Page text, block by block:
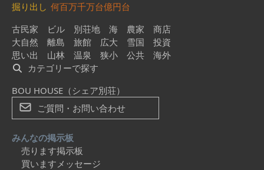
掘り出し 何百万千万台億円台
古民家
ビル 別荘地 海 農家
商店
大自然
離島 旅館 広大 雪国
投資
思い出
山林 温泉 狭小 公共
海外
カテゴリーで探す
BOU HOUSE（シェア別荘）
ご質問・お問い合わせ
みんなの掲示板
売ります掲示板
買いますメッセージ